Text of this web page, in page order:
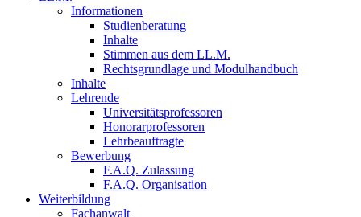
Informationen
Studienberatung
Inhalte
Stimmen aus dem LL.M.
Rechtsgrundlage und Modulhandbuch
Inhalte
Lehrende
Universitätsprofessoren
Honorarprofessoren
Lehrbeauftragte
Bewerbung
F.A.Q. Zulassung
F.A.Q. Organisation
Weiterbildung
Fachanwalt